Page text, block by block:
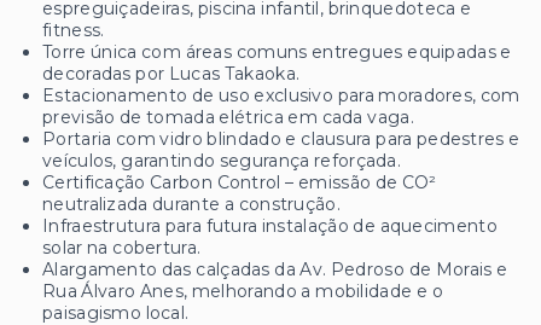
espreguiçadeiras, piscina infantil, brinquedoteca e
fitness.
Torre única com áreas comuns entregues equipadas e
decoradas por Lucas Takaoka.
Estacionamento de uso exclusivo para moradores, com
previsão de tomada elétrica em cada vaga.
Portaria com vidro blindado e clausura para pedestres e
veículos, garantindo segurança reforçada.
Certificação Carbon Control – emissão de CO²
neutralizada durante a construção.
Infraestrutura para futura instalação de aquecimento
solar na cobertura.
Alargamento das calçadas da Av. Pedroso de Morais e
Rua Álvaro Anes, melhorando a mobilidade e o
paisagismo local.